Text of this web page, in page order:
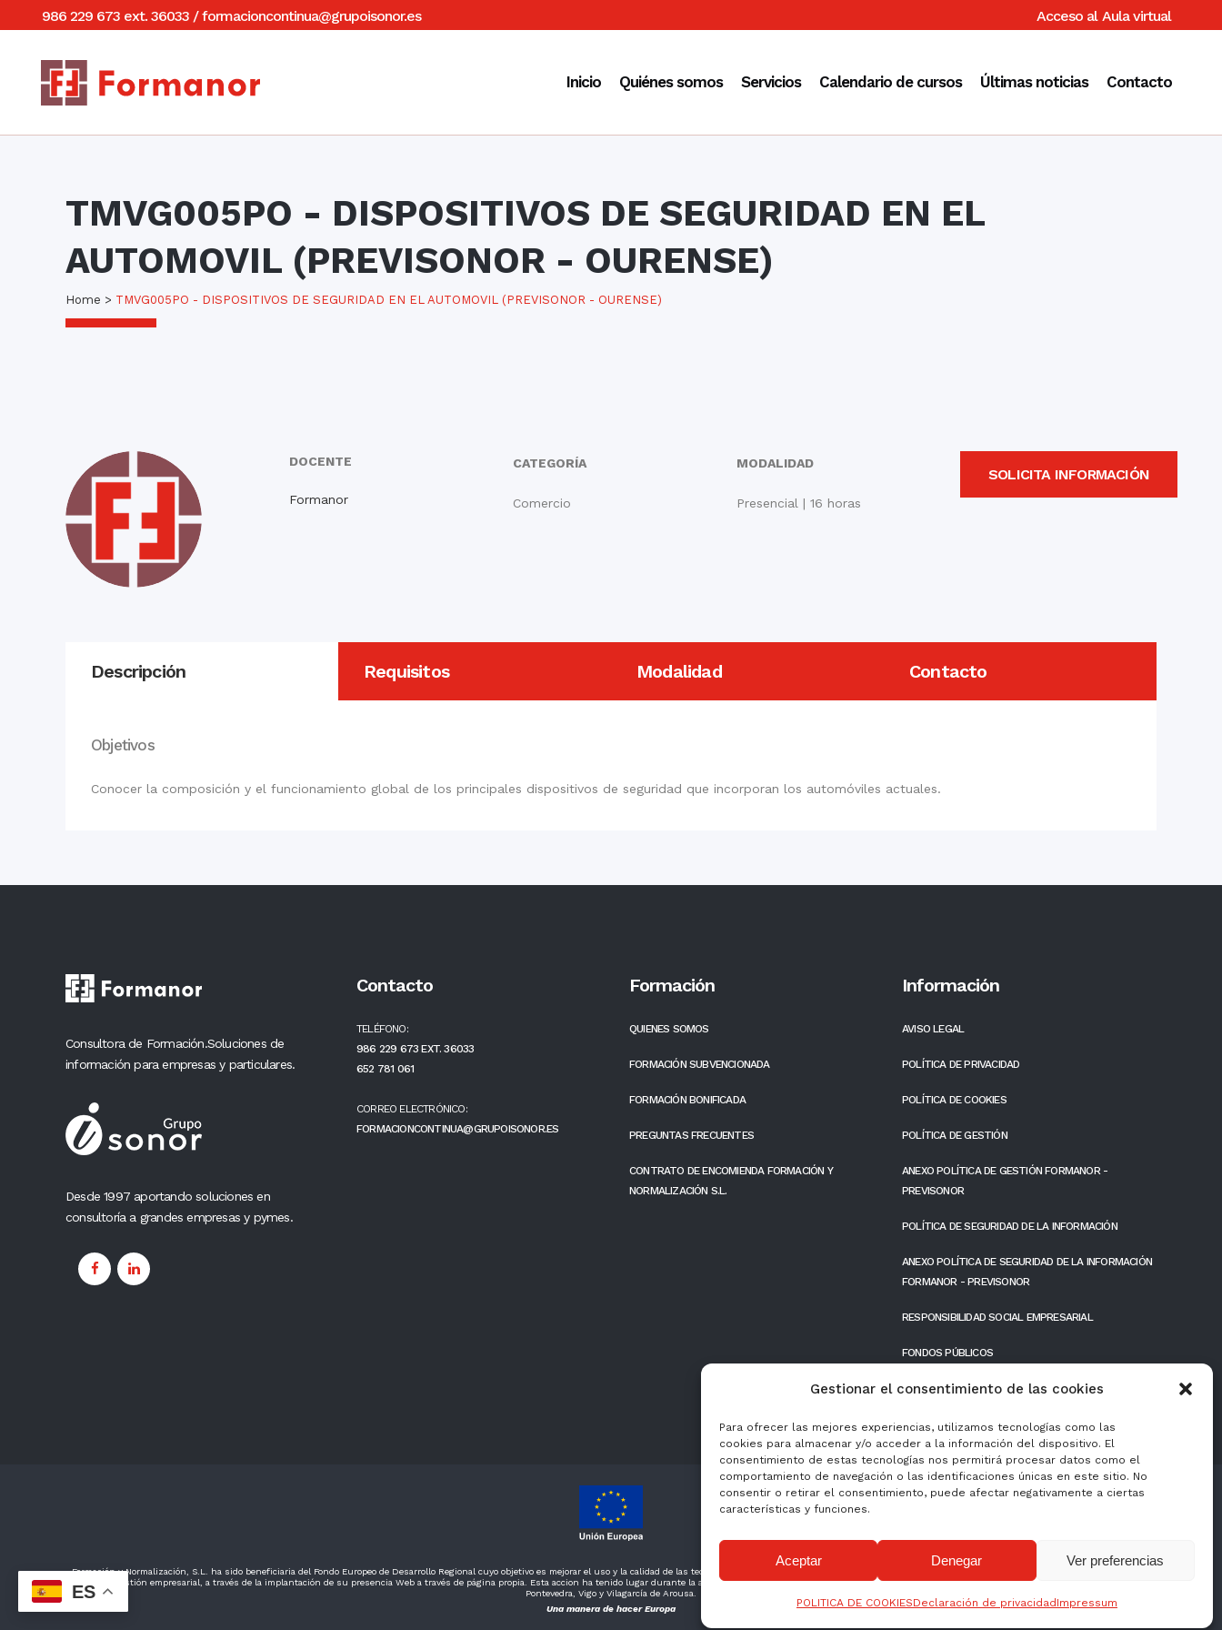
Gestionar el consentimiento de las cookies
Para ofrecer las mejores experiencias, utilizamos tecnologías como las
cookies para almacenar y/o acceder a la información del dispositivo. El
consentimiento de estas tecnologías nos permitirá procesar datos como el
comportamiento de navegación o las identificaciones únicas en este sitio. No
consentir o retirar el consentimiento, puede afectar negativamente a ciertas
características y funciones.
Aceptar Denegar Ver preferencias
POLITICA DE COOKIESDeclaración de privacidadImpressum
986 229 673 ext. 36033 /formacioncontinua@grupoisonor.es Acceso al Aula virtual
Inicio Quiénes somos Servicios Calendario de cursos Últimas noticias Contacto
TMVG005PO - DISPOSITIVOS DE SEGURIDAD EN EL
AUTOMOVIL (PREVISONOR - OURENSE)
Home > TMVG005PO - DISPOSITIVOS DE SEGURIDAD EN EL AUTOMOVIL (PREVISONOR - OURENSE)
DOCENTE
Formanor
CATEGORÍA
Comercio
MODALIDAD
Presencial | 16 horas
SOLICITA INFORMACIÓN
Descripción Requisitos Modalidad Contacto
Objetivos
Conocer la composición y el funcionamiento global de los principales dispositivos de seguridad que incorporan los automóviles actuales.
Consultora de Formación.Soluciones de
información para empresas y particulares.
Desde 1997 aportando soluciones en
consultoría a grandes empresas y pymes.
Contacto
TELÉFONO:
986 229 673 EXT. 36033
652 781 061
CORREO ELECTRÓNICO:
FORMACIONCONTINUA@GRUPOISONOR.ES
Formación
QUIENES SOMOS
FORMACIÓN SUBVENCIONADA
FORMACIÓN BONIFICADA
PREGUNTAS FRECUENTES
CONTRATO DE ENCOMIENDA FORMACIÓN Y
NORMALIZACIÓN S.L.
Información
AVISO LEGAL
POLÍTICA DE PRIVACIDAD
POLÍTICA DE COOKIES
POLÍTICA DE GESTIÓN
ANEXO POLÍTICA DE GESTIÓN FORMANOR -
PREVISONOR
POLÍTICA DE SEGURIDAD DE LA INFORMACIÓN
ANEXO POLÍTICA DE SEGURIDAD DE LA INFORMACIÓN
FORMANOR - PREVISONOR
RESPONSIBILIDAD SOCIAL EMPRESARIAL
FONDOS PÚBLICOS
Formación y Normalización, S.L. ha sido beneficiaria del Fondo Europeo de Desarrollo Regional cuyo objetivo es mejorar el uso y la calidad de las tecnologías de la información y de las comunicaciones y el acceso a las mismas, y gracias al que ha podido
mejorar su gestión empresarial, a través de la implantación de su presencia Web a través de página propia. Esta accion ha tenido lugar durante la actualidad 2020. Para ello, ha contado con el apoyo del Programa TICCánarias de la Cámara de Comercio de
Pontevedra, Vigo y Vilagarcía de Arousa.
Una manera de hacer Europa
ES